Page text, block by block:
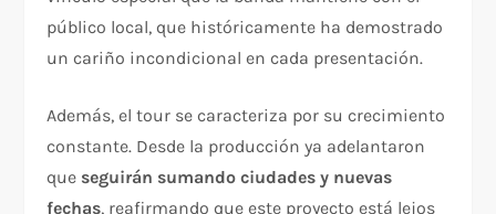
público local, que históricamente ha demostrado
un cariño incondicional en cada presentación.
Además, el tour se caracteriza por su crecimiento
constante. Desde la producción ya adelantaron
que seguirán sumando ciudades y nuevas
fechas, reafirmando que este proyecto está lejos